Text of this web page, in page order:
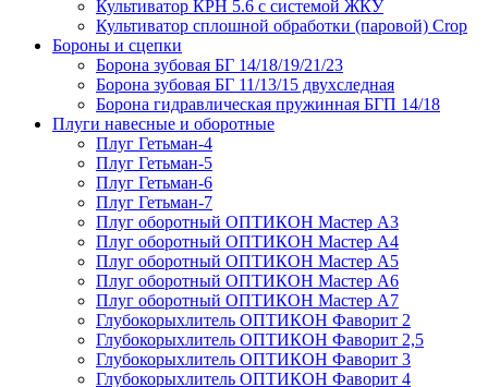
Культиватор КРН 5.6 с системой ЖКУ
Культиватор сплошной обработки (паровой) Crop
Бороны и сцепки
Борона зубовая БГ 14/18/19/21/23
Борона зубовая БГ 11/13/15 двухследная
Борона гидравлическая пружинная БГП 14/18
Плуги навесные и оборотные
Плуг Гетьман-4
Плуг Гетьман-5
Плуг Гетьман-6
Плуг Гетьман-7
Плуг оборотный ОПТИКОН Мастер А3
Плуг оборотный ОПТИКОН Мастер А4
Плуг оборотный ОПТИКОН Мастер А5
Плуг оборотный ОПТИКОН Мастер А6
Плуг оборотный ОПТИКОН Мастер А7
Глубокорыхлитель ОПТИКОН Фаворит 2
Глубокорыхлитель ОПТИКОН Фаворит 2,5
Глубокорыхлитель ОПТИКОН Фаворит 3
Глубокорыхлитель ОПТИКОН Фаворит 4